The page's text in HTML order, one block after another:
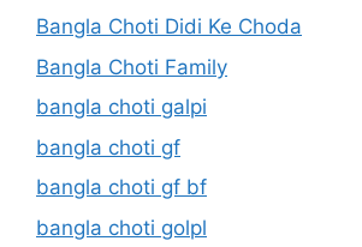
Bangla Choti Didi Ke Choda
Bangla Choti Family
bangla choti galpi
bangla choti gf
bangla choti gf bf
bangla choti golpl